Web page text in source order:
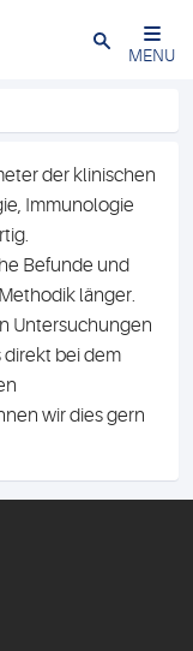
Close
MENU
der klinischen
Immunologie
Befunde und
länger.
Untersuchungen
direkt bei dem
wir dies gern